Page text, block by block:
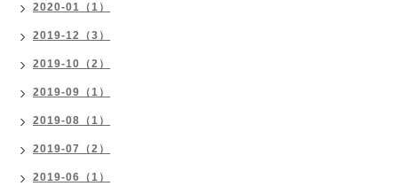
2020-01（1）
2019-12（3）
2019-10（2）
2019-09（1）
2019-08（1）
2019-07（2）
2019-06（1）